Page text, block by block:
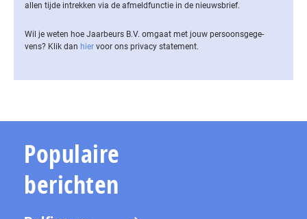
allen tijde intrekken via de af­meld­func­tie in de nieuwsbrief.
Wil je weten hoe Jaarbeurs B.V. omgaat met jouw per­soons­ge­ge­
vens? Klik dan hier voor ons privacy statement.
Populaire
berichten